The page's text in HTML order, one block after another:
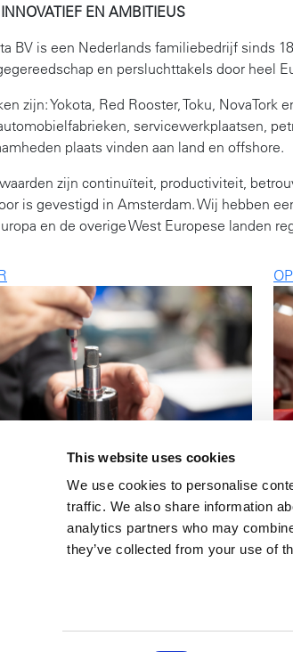
This website uses cookies
We use cookies to personalise
traffic. We also share information
analytics partners who may
they’ve collected from your use of
EN AMBITIEUS​
BV is een Nederlands familiebedrijf sinds
en persluchttakels door heel
zijn: Yokota, Red Rooster, Toku,
servicewerkplaatsen,
plaats vinden aan land en offshore.
zijn continuïteit, productiviteit,
is gevestigd in Amsterdam. Wij hebben
en de overige West Europese landen